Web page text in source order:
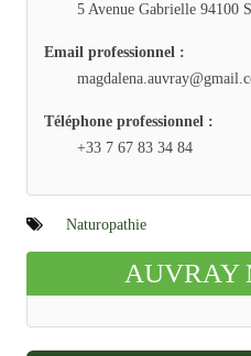
5 Avenue Gabrielle 94100
Email professionnel :
Téléphone professionnel :
+33 7 67 83 34 84
Naturopathie
AUVRAY